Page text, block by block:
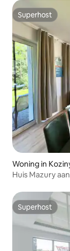
Superhost
Superhost
Woning in
Huis Mazury
Superhost
Superhost